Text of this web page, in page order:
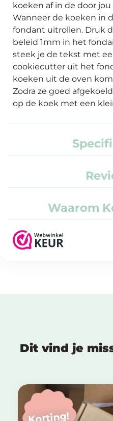
koeken af in de door
Wanneer de koeken in
fondant uitrollen. Druk
beleid 1mm in het
steek je de tekst met
cookiecutter uit het
koeken uit de oven
Zodra ze goed
op de koek met een
Waarom
Dit vind je
Korting!